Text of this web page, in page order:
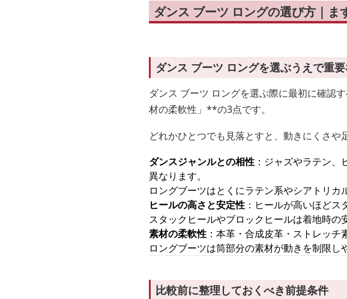
ダンス ブーツ ロングの選び方｜ま
ダンス ブーツ ロングを選ぶうえで重
ダンス ブーツ ロングを選ぶ際に最初に確認
材の柔軟性」**の3点です。
どれかひとつでも見落とすと、動きにくさや
ダンスジャンルとの相性 ：ジャズやラテン
異なります。
ロングブーツはとくにラテン系やシアトリカ
ヒールの高さと安定性 ：ヒールが高いほどス
スタックヒールやブロックヒールは着地時の
素材の柔軟性 ：本革・合成皮革・ストレッチ
ロングブーツは筒部分の素材が動きを制限し
比較前に整理しておくべき前提条件